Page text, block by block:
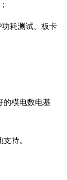
耗测试、板卡
的模电数电基
持。